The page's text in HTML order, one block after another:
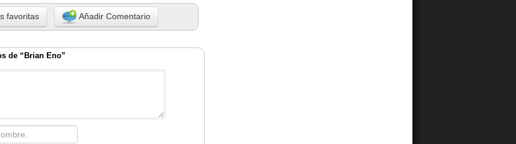
favoritas Añadir Comentario
de “Brian Eno”